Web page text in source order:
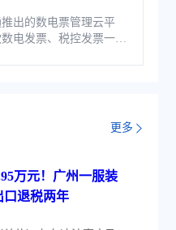
出的数电票管理云平
电发票、税控发票一体
更多
万元！广州一服装
口退税两年